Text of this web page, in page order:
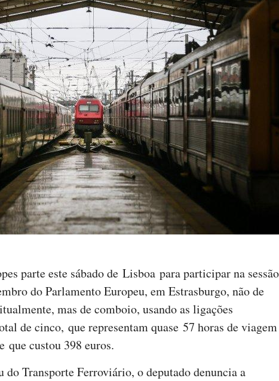
parte este sábado de Lisboa para participar na sessão
do Parlamento Europeu, em Estrasburgo, não de
mas de comboio, usando as ligações
de cinco, que representam quase 57 horas de viagem
que custou 398 euros.
do Transporte Ferroviário, o deputado denuncia a